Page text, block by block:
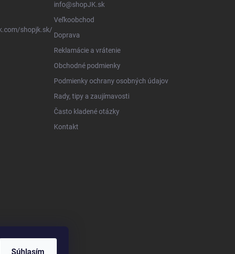
Súhlasím
shopjk.sk/
info@shopJK.sk
Veľkoobchod
Doprava
Reklamácie a vrátenie
Obchodné podmienky
Podmienky ochrany osobných údajov
Rady, tipy a zaujímavosti
Často kladené otázky
Kontakt